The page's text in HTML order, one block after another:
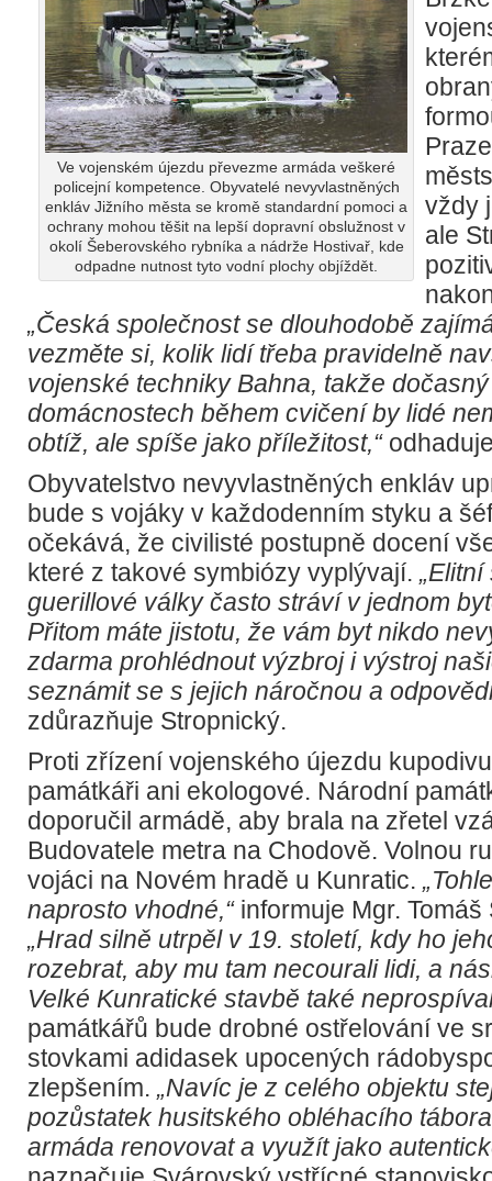
Ve vojenském újezdu převezme armáda veškeré
policejní kompetence. Obyvatelé nevyvlastněných
enkláv Jižního města se kromě standardní pomoci a
ochrany mohou těšit na lepší dopravní obslužnost v
okolí Šeberovského rybníka a nádrže Hostivař, kde
odpadne nutnost tyto vodní plochy objíždět.
vždy
ale
„Česká společnost se dlouhodobě
vezměte si, kolik lidí třeba pravidelně
vojenské techniky Bahna, takže
domácnostech během cvičení by lidé
obtíž, ale spíše jako příležitost,“
Obyvatelstvo nevyvlastněných enkláv
bude s vojáky v každodenním styku a
očekává, že civilisté postupně docení
které z takové symbiózy vyplývají.
guerillové války často stráví v jednom
Přitom máte jistotu, že vám byt nikdo
zdarma prohlédnout výzbroj i výstroj
seznámit se s jejich náročnou a
zdůrazňuje Stropnický.
Proti zřízení vojenského újezdu
památkáři ani ekologové. Národní
doporučil armádě, aby brala na zřetel
Budovatele metra na Chodově. Volnou
vojáci na Novém hradě u Kunratic.
naprosto vhodné,“informuje Mgr.
„Hrad silně utrpěl v 19. století, kdy ho
rozebrat, aby mu tam necourali lidi, a
Velké Kunratické stavbě také
památkářů bude drobné ostřelování ve
stovkami adidasek upocených
zlepšením. „Navíc je z celého objektu
pozůstatek husitského obléhacího
armáda renovovat a využít jako